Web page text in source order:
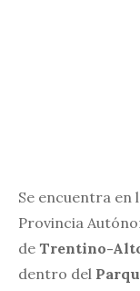
Se encuentra en
Provincia
de Trentino-
dentro del